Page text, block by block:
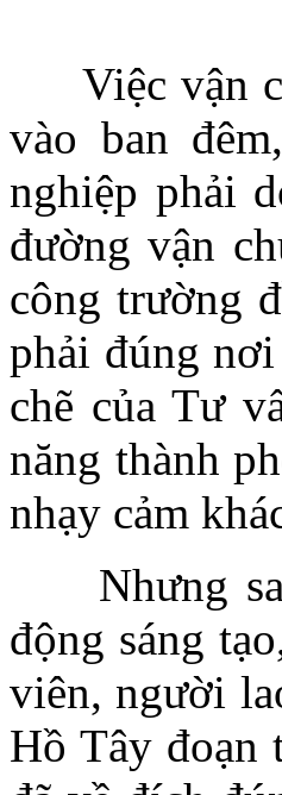
Việc vận
vào ban
nghiệp phải
đường vận
công trường
phải đúng
chẽ của Tư
năng thành
nhạy cảm
Nhưng sau
động sáng
viên, người
Hồ Tây đoạn